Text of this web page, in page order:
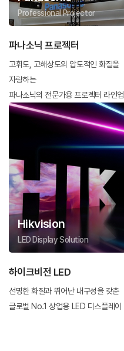
Professional Projector
파나소닉 프로젝터
고휘도, 고해상도의 압도적인 화질을
자랑하는
파나소닉의 전문가용 프로젝터 라인업
Hikvision
LED Display Solution
하이크비전 LED
선명한 화질과 뛰어난 내구성을 갖춘
글로벌 No.1 상업용 LED 디스플레이